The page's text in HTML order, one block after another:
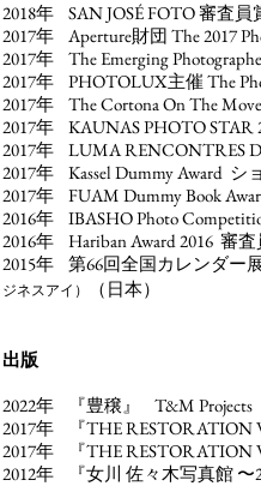
2018年 SAN JOSÉ FOTO 審査員
2017年 Aperture財団 The 2017
2017年 The Emerging
2017年 PHOTOLUX主催 The
2017年 The Cortona On The Move
2017年 KAUNAS PHOTO STAR
2017年 LUMA RENCONTRES
2017年 Kassel Dummy Award シ
2017年 FUAM Dummy Book
2016年 IBASHO Photo
2016年 Hariban Award 2016 審
2015年 第66回全国カレンダー
ジネスアイ）
（日本）
出版
2022年 『豊穣』 T&M Projects
2017年 『THE
2017年 『THE
2012年 『女川 佐々木写真館